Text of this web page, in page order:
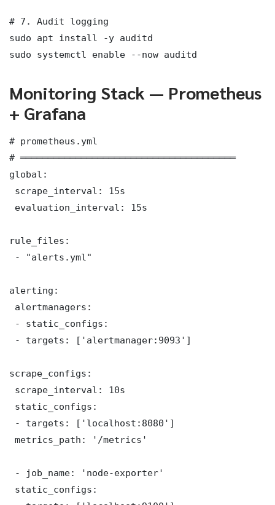
# 7. Audit logging
sudo apt install -y auditd
sudo systemctl enable --now auditd
Monitoring Stack — Prometheus
+ Grafana
# prometheus.yml
# ═══════════════════════════════════════
global:
scrape_interval: 15s
evaluation_interval: 15s
rule_files:
- "alerts.yml"
alerting:
alertmanagers:
- static_configs:
- targets: ['alertmanager:9093']
scrape_configs:
scrape_interval: 10s
static_configs:
- targets: ['localhost:8080']
metrics_path: '/metrics'
- job_name: 'node-exporter'
static_configs: